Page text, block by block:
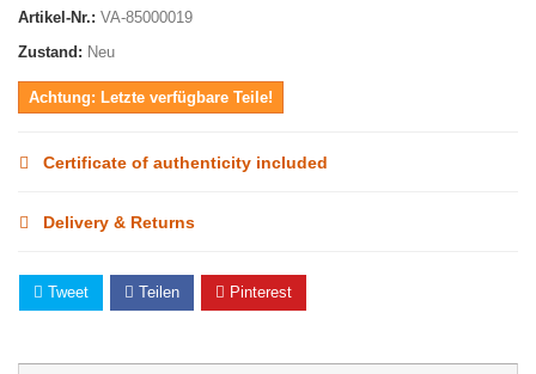
Artikel-Nr.: VA-85000019
Zustand: Neu
Achtung: Letzte verfügbare Teile!
Certificate of authenticity included
Delivery & Returns
Tweet Teilen Pinterest